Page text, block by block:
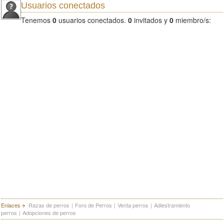
Usuarios conectados
Tenemos 0 usuarios conectados. 0 invitados y 0 miembro/s:
Enlaces Razas de perros | Foro de Perros | Venta perros | Adiestramiento
perros | Adopciones de perros